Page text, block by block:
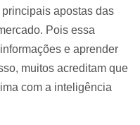
apostas das
Pois essa
e aprender
muitos acreditam que
com a inteligência